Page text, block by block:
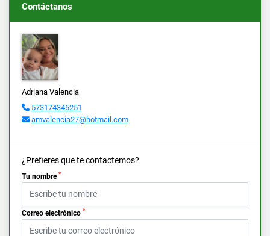
Contáctanos
Adriana Valencia
573174346251
amvalencia27@hotmail.com
¿Prefieres que te contactemos?
Tu nombre *
Correo electrónico *